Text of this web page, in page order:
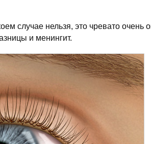
случае нельзя, это чревато очень
и менингит.